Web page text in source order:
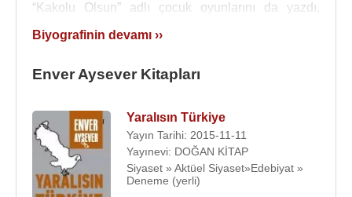
“Kakolu Olsun” adlı çocuk oyunlarını da yazdı,
yönetti. Bu oyunları Çocuk Oyunları 1/Renkler
Yazın yaşamına “Geç Kalmış Romantik” (2003) adlı
(Roman,2007), “Yaralısın Türkiye”(Deneme,2008),
“Ayrıntıdaki Şeytan” (Deneme,2009), “Ataköy/Bir
Semti Kendince Yazmak” (2009),
Gökdemir’le birlikte yazdığı “Cumhuriyet’in İlk Son
Biyografinin devamı ››
Enver Aysever Kitapları
Yaralısın Türkiye
Yayın Tarihi: 2015-11-11
Yayınevi: DOĞAN KİTAP
Siyaset » Aktüel Siyaset»Edebiyat »
Deneme (yerli)